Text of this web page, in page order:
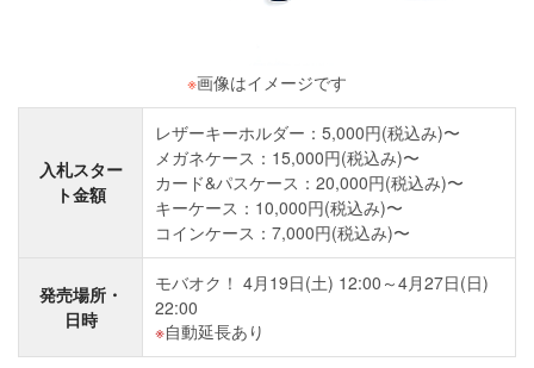
※画像はイメージです
入札スター
ト金額
レザーキーホルダー：5,000円(税込み)〜
メガネケース：15,000円(税込み)〜
カード&パスケース：20,000円(税込み)〜
キーケース：10,000円(税込み)〜
コインケース：7,000円(税込み)〜
発売場所・
日時
モバオク！ 4月19日(土) 12:00～4月27日(日)
22:00
自動延長あり